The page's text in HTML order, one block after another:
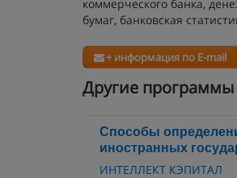
коммерческого банка,
бумаг, банковская
+ информация по E-mail
Другие программы
Способы
иностранных
ИНТЕЛЛЕКТ КЭПИТАЛ